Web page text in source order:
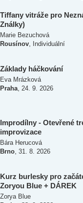
Tiffany vitráže pro
Ználky)
Marie Bezuchová
Rousínov, Individuální
Základy háčkování
Eva Mrázková
Praha, 24. 9. 2026
Improdílny - Otevřené
improvizace
Bára Herucová
Brno, 31. 8. 2026
Kurz burlesky pro
Zoryou Blue + DÁREK
Zorya Blue